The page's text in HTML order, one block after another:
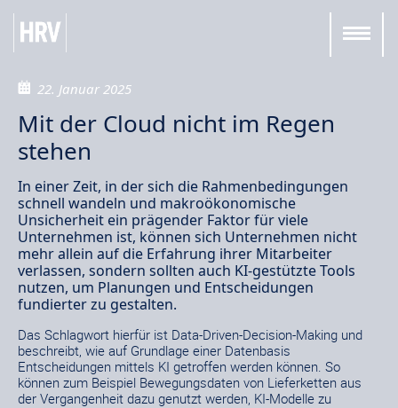
22. Januar 2025
Mit der Cloud nicht im Regen
stehen
In einer Zeit, in der sich die Rahmenbedingungen
schnell wandeln und makroökonomische
Unsicherheit ein prägender Faktor für viele
Unternehmen ist, können sich Unternehmen nicht
mehr allein auf die Erfahrung ihrer Mitarbeiter
verlassen, sondern sollten auch KI-gestützte Tools
nutzen, um Planungen und Entscheidungen
fundierter zu gestalten.
Das Schlagwort hierfür ist Data-Driven-Decision-Making und
beschreibt, wie auf Grundlage einer Datenbasis
Entscheidungen mittels KI getroffen werden können. So
können zum Beispiel Bewegungsdaten von Lieferketten aus
der Vergangenheit dazu genutzt werden, KI-Modelle zu